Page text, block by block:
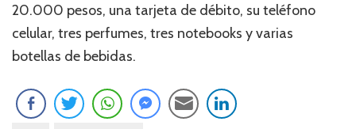
20.000 pesos, una tarjeta de débito, su teléfono
celular, tres perfumes, tres notebooks y varias
botellas de bebidas.